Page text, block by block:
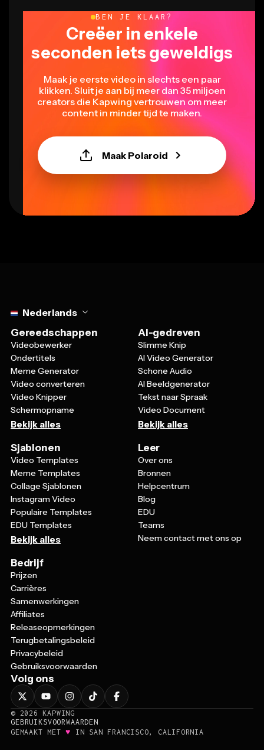
BEN JE KLAAR?
Creëer in enkele
seconden iets geweldigs
Maak je eerste video in slechts een paar
klikken. Sluit je aan bij meer dan 35 miljoen
creators die Kapwing vertrouwen om meer
content in minder tijd te maken.
Maak Polaroid
Nederlands
Gereedschappen
Videobewerker
Ondertitels
Meme Generator
Video converteren
Video Knipper
Schermopname
Bekijk alles
AI-gedreven
Slimme Knip
AI Video Generator
Schone Audio
AI Beeldgenerator
Tekst naar Spraak
Video Document
Bekijk alles
Sjablonen
Video Templates
Meme Templates
Collage Sjablonen
Instagram Video
Populaire Templates
EDU Templates
Bekijk alles
Leer
Over ons
Bronnen
Helpcentrum
Blog
EDU
Teams
Neem contact met ons op
Bedrijf
Prijzen
Carrières
Samenwerkingen
Affiliates
Releaseopmerkingen
Terugbetalingsbeleid
Privacybeleid
Gebruiksvoorwaarden
Volg ons
© 2026
KAPWING
GEBRUIKSVOORWAARDEN
GEMAAKT MET♥ IN SAN FRANCISCO, CALIFORNIA